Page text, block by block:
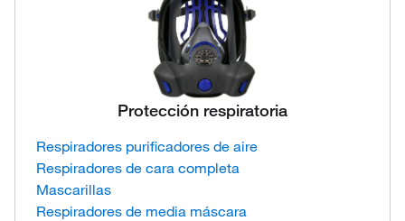
Protección respiratoria
Respiradores purificadores de aire
Respiradores de cara completa
Mascarillas
Respiradores de media máscara